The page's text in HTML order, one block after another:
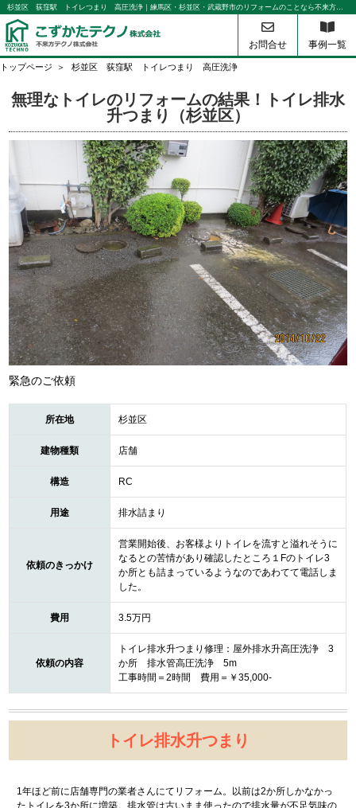
杉並区 荻窪駅 トイレつまり 高圧洗浄｜練馬区・杉並区・武蔵野市のリフォームのことなら不来方テクノ
お問合せ 事例一覧
トップページ 杉並区 荻窪駅 トイレつまり 高圧洗浄
無理なトイレのリフォームの結果！トイレ排水
升つまり（杉並区）
緊急のご依頼
所在地 杉並区
建物種類 店舗
構造 RC
用途 排水詰まり
依頼のきっかけ
営業開始後、お客様よりトイレを流すと溢れそうに
なるとの苦情があり確認したところ１Fのトイレ3
か所とも詰まっているようなのであわてて電話しま
した。
費用 3.5万円
依頼の内容
トイレ排水升つまり修理：屋外排水升高圧洗浄 3
か所 排水管高圧洗浄 5m
工事時間＝2時間 費用＝￥35,000-
トイレ排水升つまり
1年ほど前に店舗専門の業者さんにてリフォーム。以前は2か所しかなかっ
たトイレを3か所に増築。排水管は古いまま使ったので排水量が不足気味の